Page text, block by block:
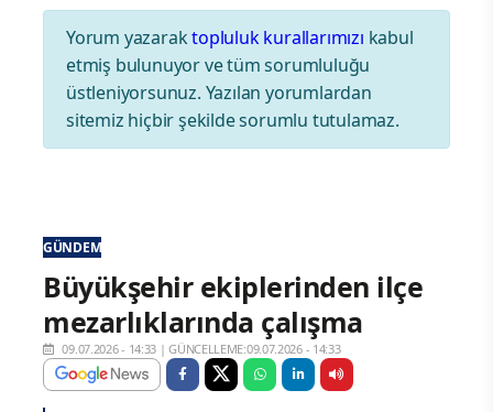
Yorum yazaraktopluluk kurallarımızı kabul
etmiş bulunuyor ve tüm sorumluluğu
üstleniyorsunuz. Yazılan yorumlardan
sitemiz hiçbir şekilde sorumlu tutulamaz.
GÜNDEM
Büyükşehir ekiplerinden ilçe
mezarlıklarında çalışma
09.07.2026 - 14:33 |GÜNCELLEME:09.07.2026 - 14:33